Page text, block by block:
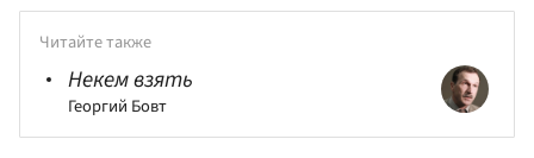
Читайте также
Некем взять
Георгий Бовт